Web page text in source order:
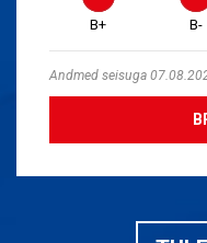
B+ B-
Andmed seisuga